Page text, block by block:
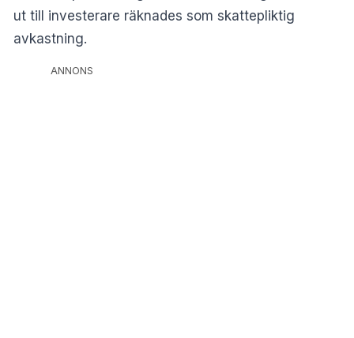
ut till investerare räknades som skattepliktig
avkastning.
ANNONS